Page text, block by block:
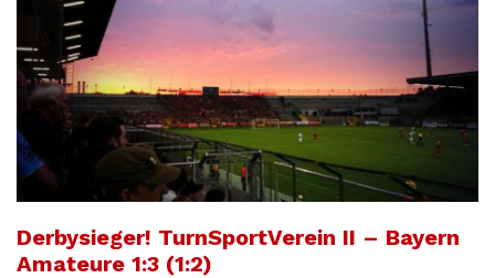
Derbysieger! TurnSportVerein II – Bayern
Amateure 1:3 (1:2)